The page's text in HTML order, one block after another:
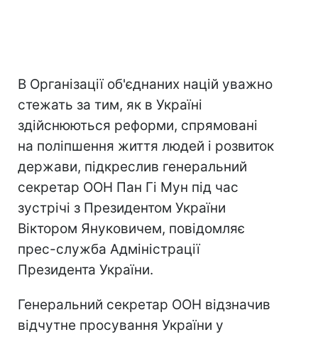
В Організації об'єднаних націй уважно
стежать за тим, як в Україні
здійснюються реформи, спрямовані
на поліпшення життя людей і розвиток
держави, підкреслив генеральний
секретар ООН Пан Гі Мун під час
зустрічі з Президентом України
Віктором Януковичем, повідомляє
прес-служба Адміністрації
Президента України.
Генеральний секретар ООН відзначив
відчутне просування України у